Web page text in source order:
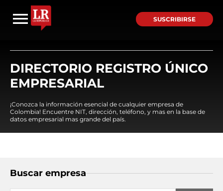
SUSCRIBIRSE
DIRECTORIO REGISTRO ÚNICO
EMPRESARIAL
¡Conozca la información esencial de cualquier empresa de
Colombia! Encuentre NIT, dirección, teléfono, y mas en la base de
datos empresarial mas grande del país.
Buscar empresa